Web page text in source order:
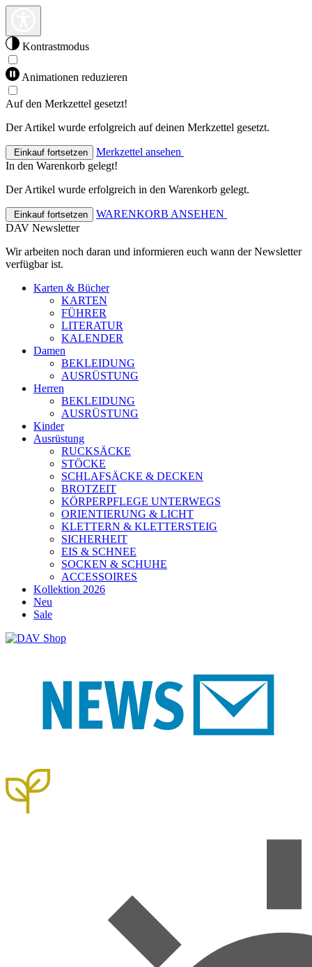
Kontrastmodus
Animationen reduzieren
Auf den Merkzettel gesetzt!
Der Artikel wurde erfolgreich auf deinen Merkzettel gesetzt.
Einkauf fortsetzen
Merkzettel ansehen
In den Warenkorb gelegt!
Der Artikel wurde erfolgreich in den Warenkorb gelegt.
Einkauf fortsetzen
WARENKORB ANSEHEN
DAV Newsletter
Wir arbeiten noch daran und informieren euch wann der Newsletter
verfügbar ist.
Karten & Bücher
KARTEN
FÜHRER
LITERATUR
KALENDER
Damen
BEKLEIDUNG
AUSRÜSTUNG
Herren
BEKLEIDUNG
AUSRÜSTUNG
Kinder
Ausrüstung
RUCKSÄCKE
STÖCKE
SCHLAFSÄCKE & DECKEN
BROTZEIT
KÖRPERPFLEGE UNTERWEGS
ORIENTIERUNG & LICHT
KLETTERN & KLETTERSTEIG
SICHERHEIT
EIS & SCHNEE
SOCKEN & SCHUHE
ACCESSOIRES
Kollektion 2026
Neu
Sale